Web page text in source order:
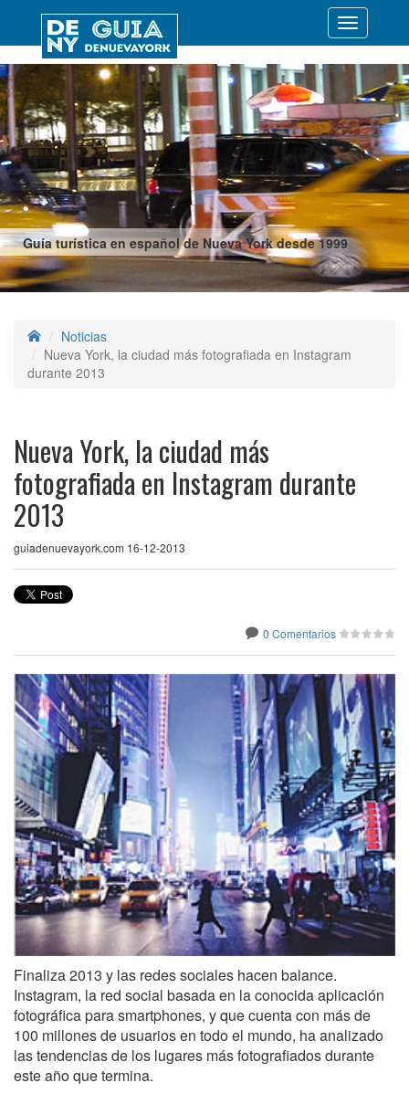
Guía turística en español de Nueva York desde 1999
Desplegar
Noticias
Nueva York, la ciudad más fotografiada en Instagram
durante 2013
Nueva York, la ciudad más
fotografiada en Instagram durante
2013
guiadenuevayork.com 16-12-2013
0 Comentarios
Finaliza 2013 y las redes sociales hacen balance.
Instagram, la red social basada en la conocida aplicación
fotográfica para smartphones, y que cuenta con más de
100 millones de usuarios en todo el mundo, ha analizado
las tendencias de los lugares más fotografiados durante
este año que termina.